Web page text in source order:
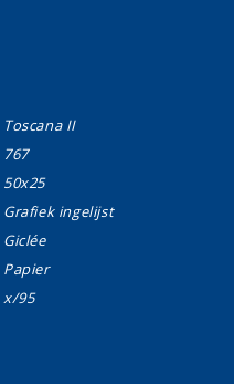
Toscana II
767
50x25
Grafiek ingelijst
Giclée
Papier
x/95